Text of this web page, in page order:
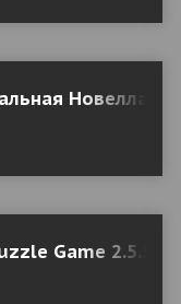
Новелла
Game 2.5.5